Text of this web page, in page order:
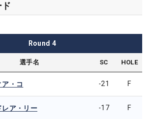
Round 4
選手名 SC HOLE
ア・コ -21 F
レア・リー -17 F